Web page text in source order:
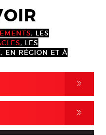
, LES
, LES
EN RÉGION ET À
,
,